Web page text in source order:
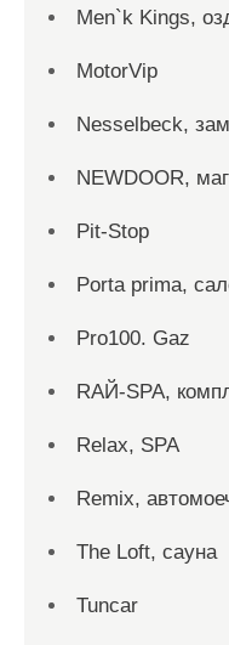
Men`k Kings,
MotorVip
Nesselbeck,
NEWDOOR,
Pit-Stop
Porta prima,
Pro100. Gaz
RAЙ-SPA,
Relax, SPA
Remix,
The Loft, сауна
Tuncar